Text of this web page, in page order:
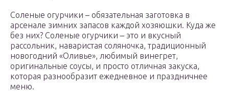
Соленые огурчики – обязательная заготовка в
арсенале зимних запасов каждой хозяюшки. Куда же
без них? Соленые огурчики – это и вкусный
рассольник, наваристая соляночка, традиционный
новогодний «Оливье», любимый винегрет,
оригинальные соусы, и просто отличная закуска,
которая разнообразит ежедневное и праздничнее
меню.